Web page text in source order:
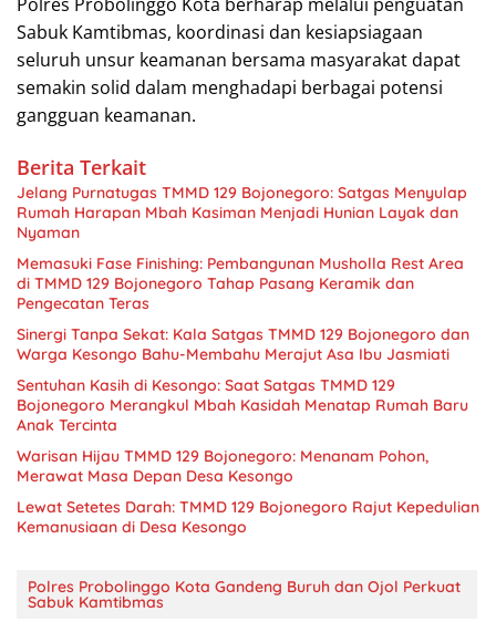
Sabuk Kamtibmas, koordinasi dan kesiapsiagaan
seluruh unsur keamanan bersama masyarakat dapat
semakin solid dalam menghadapi berbagai potensi
gangguan keamanan.
Berita Terkait
Jelang Purnatugas TMMD 129 Bojonegoro: Satgas Menyulap
Rumah Harapan Mbah Kasiman Menjadi Hunian Layak dan
Nyaman
Memasuki Fase Finishing: Pembangunan Musholla Rest Area
di TMMD 129 Bojonegoro Tahap Pasang Keramik dan
Pengecatan Teras
Sinergi Tanpa Sekat: Kala Satgas TMMD 129 Bojonegoro dan
Warga Kesongo Bahu-Membahu Merajut Asa Ibu Jasmiati
Sentuhan Kasih di Kesongo: Saat Satgas TMMD 129
Bojonegoro Merangkul Mbah Kasidah Menatap Rumah Baru
Anak Tercinta
Warisan Hijau TMMD 129 Bojonegoro: Menanam Pohon,
Merawat Masa Depan Desa Kesongo
Lewat Setetes Darah: TMMD 129 Bojonegoro Rajut Kepedulian
Kemanusiaan di Desa Kesongo
Polres Probolinggo Kota Gandeng Buruh dan Ojol Perkuat
Sabuk Kamtibmas